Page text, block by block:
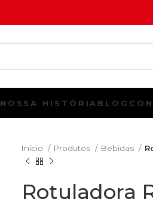
NOSSA HISTÓRIA BLOG
Início Produtos Bebidas
Rotuladora